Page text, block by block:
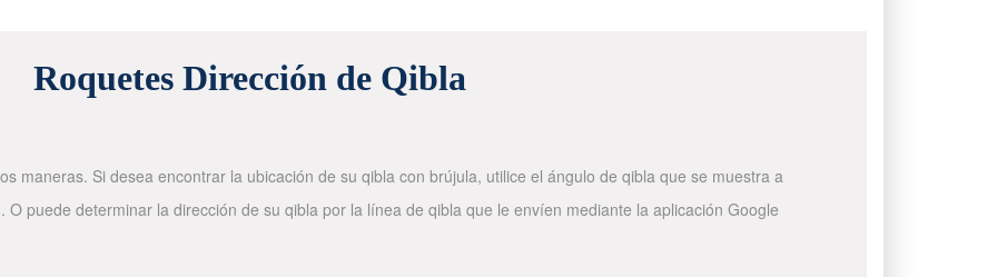
Roquetes Dirección de Qibla
maneras. Si desea encontrar la ubicación de su qibla con brújula, utilice el ángulo de qibla que se muestra a
puede determinar la dirección de su qibla por la línea de qibla que le envíen mediante la aplicación Google